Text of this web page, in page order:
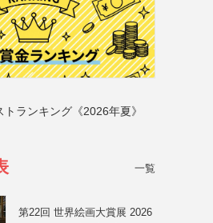
ランキング《2026年夏》
一覧
第22回 世界絵画大賞展 2026